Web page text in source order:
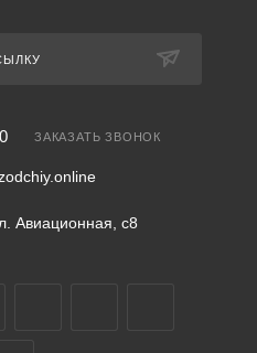
ЗАКАЗАТЬ ЗВОНОК
Авиационная, с8